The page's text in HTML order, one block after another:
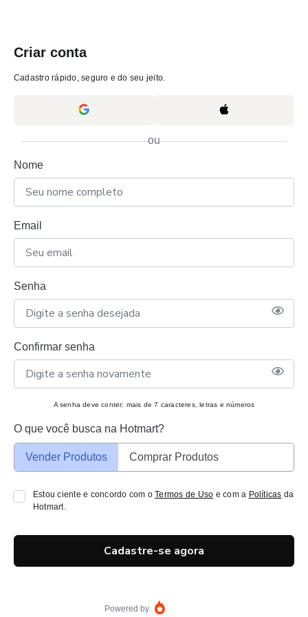
Criar conta
Cadastro rápido, seguro e do seu jeito.
ou
Nome
Email
Senha
Confirmar senha
A senha deve conter: mais de 7 caracteres, letras e números
O que você busca na Hotmart?
Vender Produtos Comprar Produtos
Estou ciente e concordo com oTermos de Uso e com a Políticas da
Hotmart.
Cadastre-se agora
Powered by